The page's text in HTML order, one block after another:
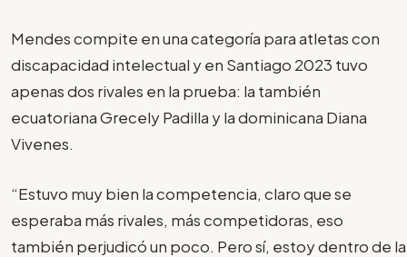
Mendes compite en una categoría para atletas con
discapacidad intelectual y en Santiago 2023 tuvo
apenas dos rivales en la prueba: la también
ecuatoriana Grecely Padilla y la dominicana Diana
Vivenes.
“Estuvo muy bien la competencia, claro que se
esperaba más rivales, más competidoras, eso
también perjudicó un poco. Pero sí, estoy dentro de la